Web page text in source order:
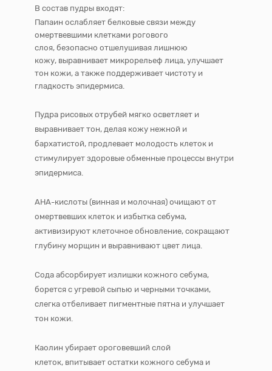
В состав пудры входят:
Папаин ослабляет белковые связи между
омертвевшими клетками рогового
слоя, безопасно отшелушивая лишнюю
кожу, выравнивает микрорельеф лица, улучшает
тон кожи, а также поддерживает чистоту и
гладкость эпидермиса.
Пудра рисовых отрубей мягко осветляет и
выравнивает тон, делая кожу нежной и
бархатистой, продлевает молодость клеток и
стимулирует здоровые обменные процессы внутри
эпидермиса.
АНА-кислоты (винная и молочная) очищают от
омертвевших клеток и избытка себума,
активизируют клеточное обновление, сокращают
глубину морщин и выравнивают цвет лица.
Сода абсорбирует излишки кожного себума,
борется с угревой сыпью и черными точками,
слегка отбеливает пигментные пятна и улучшает
тон кожи.
Каолин убирает ороговевший слой
клеток, впитывает остатки кожного себума и